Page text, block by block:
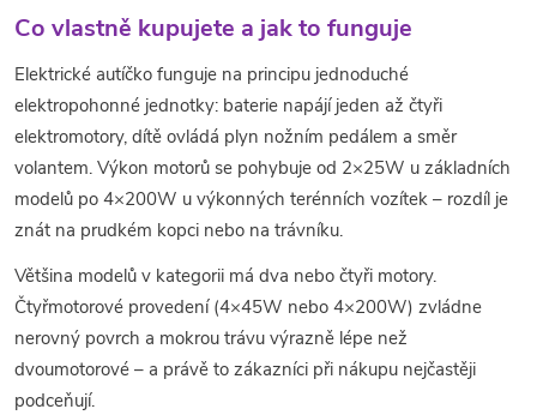
i
s
u
Co vlastně kupujete a jak to funguje
Elektrické autíčko funguje na principu jednoduché
elektropohonné jednotky: baterie napájí jeden až čtyři
elektromotory, dítě ovládá plyn nožním pedálem a směr
volantem. Výkon motorů se pohybuje od 2×25W u základních
modelů po 4×200W u výkonných terénních vozítek – rozdíl je
znát na prudkém kopci nebo na trávníku.
Většina modelů v kategorii má dva nebo čtyři motory.
Čtyřmotorové provedení (4×45W nebo 4×200W) zvládne
nerovný povrch a mokrou trávu výrazně lépe než
dvoumotorové – a právě to zákazníci při nákupu nejčastěji
podceňují.